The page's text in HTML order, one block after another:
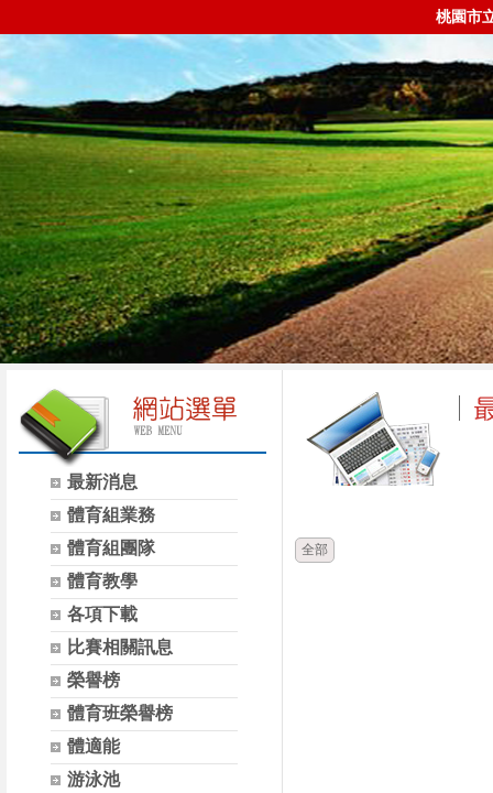
桃園市
最新消息
體育組業務
體育組團隊
體育教學
各項下載
比賽相關訊息
榮譽榜
體育班榮譽榜
體適能
游泳池
全部